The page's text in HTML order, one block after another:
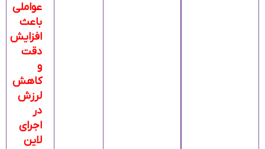
عواملی
باعث
افزایش
دقت
و
کاهش
لرزش
در
اجرای
لاین